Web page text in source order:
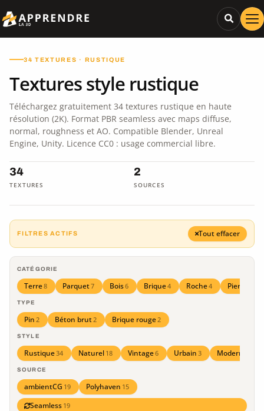
34 TEXTURES · RUSTIQUE
Textures style rustique
Téléchargez gratuitement 34 textures rustique en haute
résolution (2K). Format PBR seamless avec maps diffuse,
normal, roughness et AO. Compatible Blender, Unreal
Engine, Unity. Licence CC0 : usage commercial libre.
34
TEXTURES
2
SOURCES
FILTRES ACTIFS Tout effacer
CATÉGORIE
Terre8 Parquet7 Bois6 Brique4 Roche4 Pierre
TYPE
Pin 2 Béton brut 2 Brique rouge 2
STYLE
Rustique 34 Naturel 18 Vintage6 Urbain 3 Moderne
SOURCE
ambientCG 19 Polyhaven 15
Seamless 19